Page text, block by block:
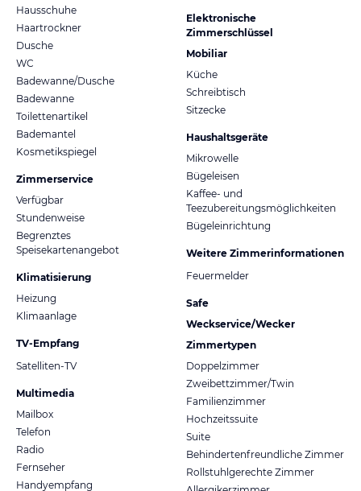
Hausschuhe
Haartrockner
Dusche
WC
Badewanne/Dusche
Badewanne
Toilettenartikel
Bademantel
Kosmetikspiegel
Zimmerservice
Verfügbar
Stundenweise
Begrenztes
Speisekartenangebot
Klimatisierung
Heizung
Klimaanlage
TV-Empfang
Satelliten-TV
Multimedia
Mailbox
Telefon
Radio
Fernseher
Handyempfang
Elektronische
Zimmerschlüssel
Mobiliar
Küche
Schreibtisch
Sitzecke
Haushaltsgeräte
Mikrowelle
Bügeleisen
Kaffee- und
Teezubereitungsmöglichkeiten
Bügeleinrichtung
Weitere Zimmerinformationen
Feuermelder
Safe
Weckservice/Wecker
Zimmertypen
Doppelzimmer
Zweibettzimmer/Twin
Familienzimmer
Hochzeitssuite
Suite
Behindertenfreundliche Zimmer
Rollstuhlgerechte Zimmer